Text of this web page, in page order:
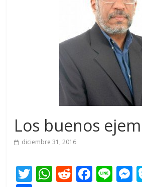
Los buenos
diciembre 31, 2016
T W R F Li